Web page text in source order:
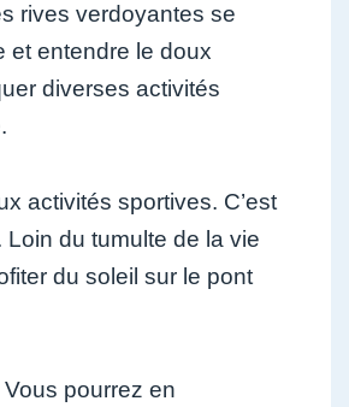
rives verdoyantes se
et entendre le doux
diverses activités
activités sportives. C’est
du tumulte de la vie
du soleil sur le pont
pourrez en